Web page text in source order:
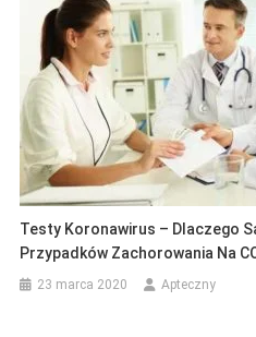
Testy Koronawirus – Dlaczego
Przypadków Zachorowania Na
23 marca 2020 Apteczny